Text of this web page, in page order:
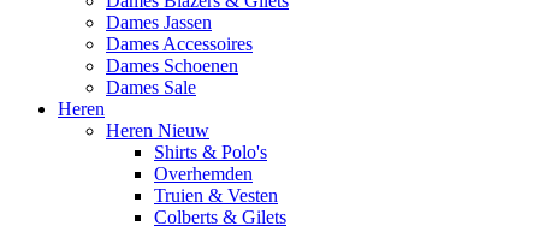
Dames Jassen
Dames Accessoires
Dames Schoenen
Dames Sale
Heren
Heren Nieuw
Shirts & Polo's
Overhemden
Truien & Vesten
Colberts & Gilets